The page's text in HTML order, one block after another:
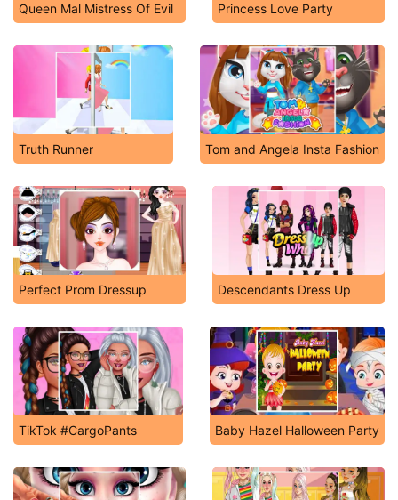
Queen Mal Mistress Of Evil Princess Love Party
Truth Runner Tom and Angela Insta Fashion
Perfect Prom Dressup Descendants Dress Up
TikTok #CargoPants Baby Hazel Halloween Party